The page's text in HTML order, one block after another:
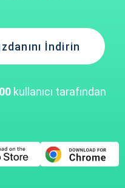
İndirin
kullanıcı tarafından